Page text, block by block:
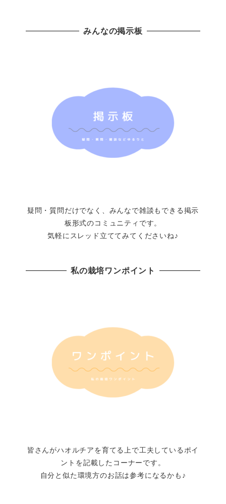
みんなの掲示板
疑問・質問だけでなく、みんなで雑談もできる掲示
板形式のコミュニティです。
気軽にスレッド立ててみてくださいね♪
私の栽培ワンポイント
皆さんがハオルチアを育てる上で工夫しているポイ
ントを記載したコーナーです。
自分と似た環境方のお話は参考になるかも♪